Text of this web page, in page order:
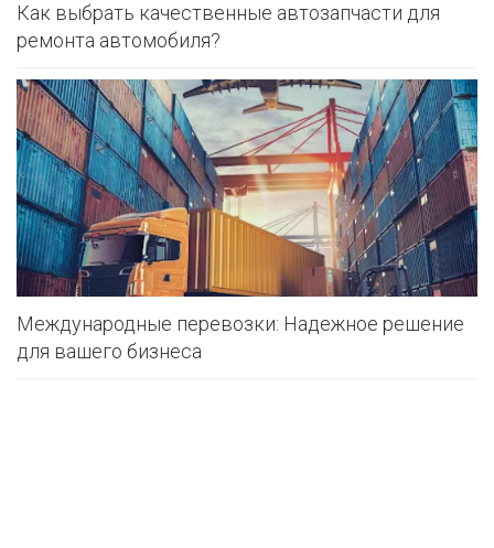
Как выбрать качественные автозапчасти для
ремонта автомобиля?
Международные перевозки: Надежное решение
для вашего бизнеса